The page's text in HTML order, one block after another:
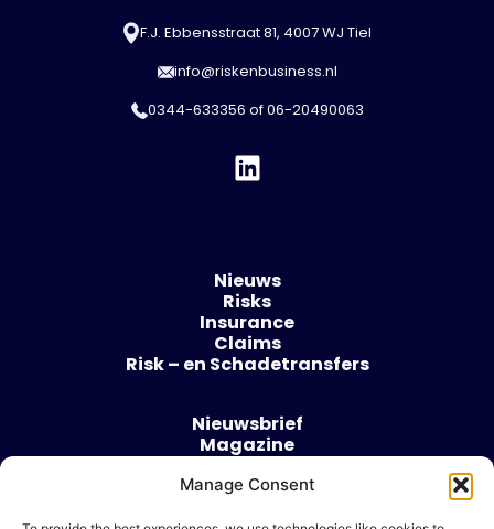
Manage Consent
F.J. Ebbensstraat 81, 4007 WJ Tiel
info@riskenbusiness.nl
0344-633356 of06-20490063
Nieuws
Risks
Insurance
Claims
Risk – en Schadetransfers
Nieuwsbrief
Magazine
Over